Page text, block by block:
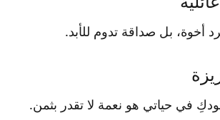
أخوة، بل صداقة تدوم للأبد.
في حياتي هو نعمة لا تقدر بثمن.